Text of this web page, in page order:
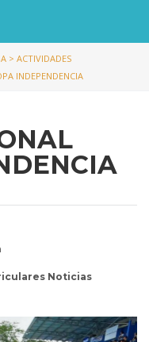
> ACTIVIDADES
INDEPENDENCIA
Noticias